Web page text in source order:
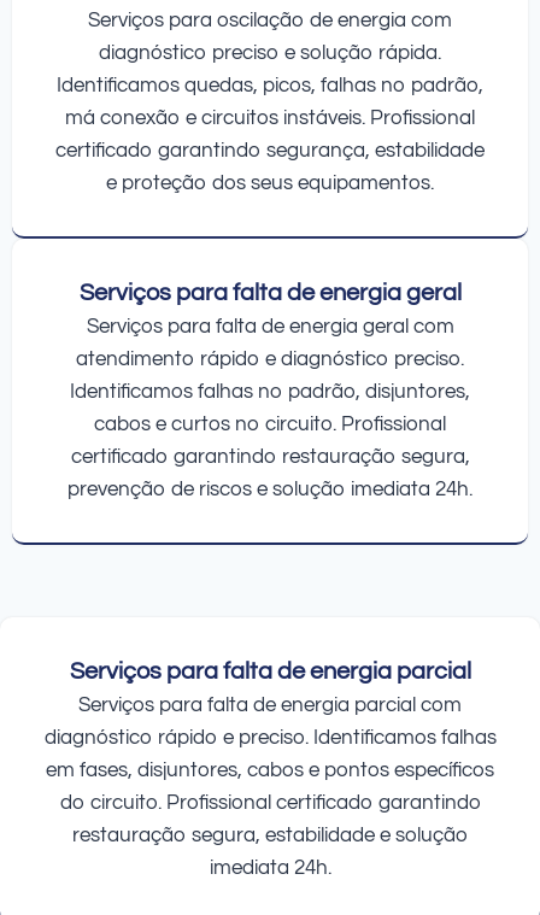
Serviços para oscilação de energia com
diagnóstico preciso e solução rápida.
Identificamos quedas, picos, falhas no padrão,
má conexão e circuitos instáveis. Profissional
certificado garantindo segurança, estabilidade
e proteção dos seus equipamentos.
Serviços para falta de energia geral
Serviços para falta de energia geral com
atendimento rápido e diagnóstico preciso.
Identificamos falhas no padrão, disjuntores,
cabos e curtos no circuito. Profissional
certificado garantindo restauração segura,
prevenção de riscos e solução imediata 24h.
Serviços para falta de energia parcial
Serviços para falta de energia parcial com
diagnóstico rápido e preciso. Identificamos falhas
em fases, disjuntores, cabos e pontos específicos
do circuito. Profissional certificado garantindo
restauração segura, estabilidade e solução
imediata 24h.